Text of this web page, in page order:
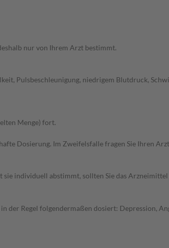
nur von Ihrem Arzt bestimmt.
Pulsbeschleunigung, niedrigem Blutdruck,
Menge) fort.
Dosierung. Im Zweifelsfalle fragen Sie Ihren
individuell abstimmt, sollten Sie das
Regel folgendermaßen dosiert: Depression,